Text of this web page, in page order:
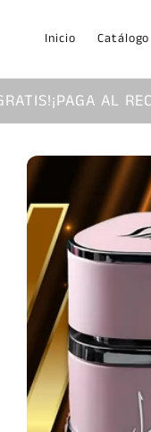
al contenido
Inicio Catálogo
RECIBIR EL
directamente
información
del producto